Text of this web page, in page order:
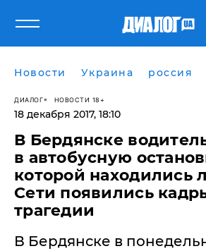
Новости Украина россия
ДИАЛОГ НОВОСТИ 18+
18 декабря 2017, 18:10
В Бердянске
в автобусную
которой находились
Сети появились
трагедии
В Бердянске в